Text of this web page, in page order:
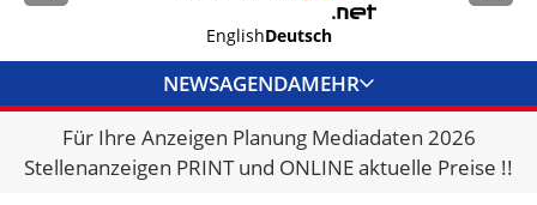
EnglishDeutsch
NEWSAGENDAMEHR
BRANCHENLINKS
VERMIETER
Für Ihre Anzeigen Planung Mediadaten 2026
Stellenanzeigen PRINT und ONLINE aktuelle Preise !!